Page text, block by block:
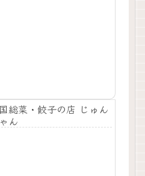
総菜・餃子の店 じゅん
ん